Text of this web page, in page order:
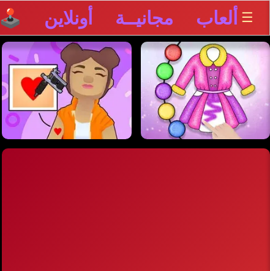
☰ ألعاب مجانيــة أونلاين 🕹️